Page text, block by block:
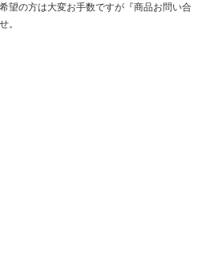
望の方は大変お手数ですが『商品お問い合
。